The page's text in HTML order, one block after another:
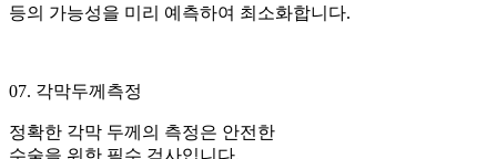
등의 가능성을 미리 예측하여 최소화합니다.
07. 각막두께측정
정확한 각막 두께의 측정은 안전한
수술을 위한 필수 검사입니다.